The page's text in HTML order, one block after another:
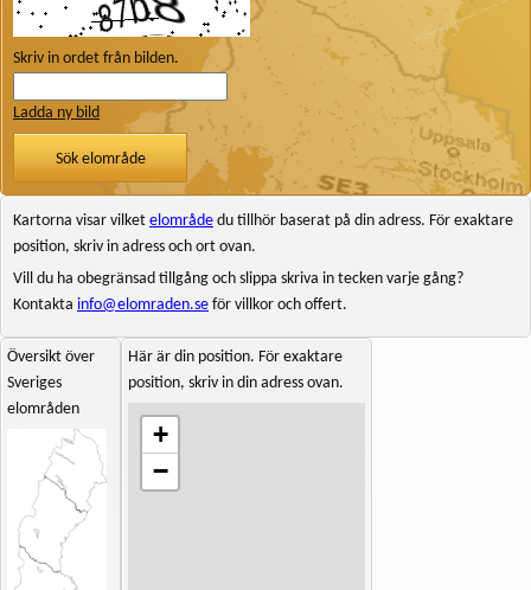
Skriv in ordet från bilden.
Ladda ny bild
Sök elområde
Kartorna visar vilket elområde du tillhör baserat på din adress. För exaktare
position, skriv in adress och ort ovan.
Vill du ha obegränsad tillgång och slippa skriva in tecken varje gång?
Kontakta info@elomraden.se för villkor och offert.
Översikt över
Sveriges
elområden
Här är din position. För exaktare
position, skriv in din adress ovan.
+
−